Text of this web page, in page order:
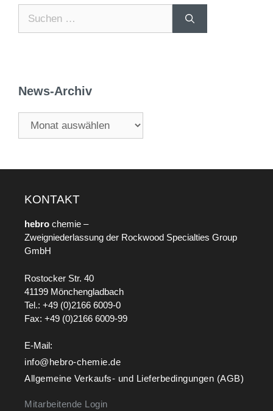
News-Archiv
KONTAKT
hebro chemie –
Zweigniederlassung der Rockwood Specialties Group
GmbH
Rostocker Str. 40
41199 Mönchengladbach
Tel.: +49 (0)2166 6009-0
Fax: +49 (0)2166 6009-99
E-Mail:
info@hebro-chemie.de
Allgemeine Verkaufs- und Lieferbedingungen (AGB)
Mitarbeitende Login